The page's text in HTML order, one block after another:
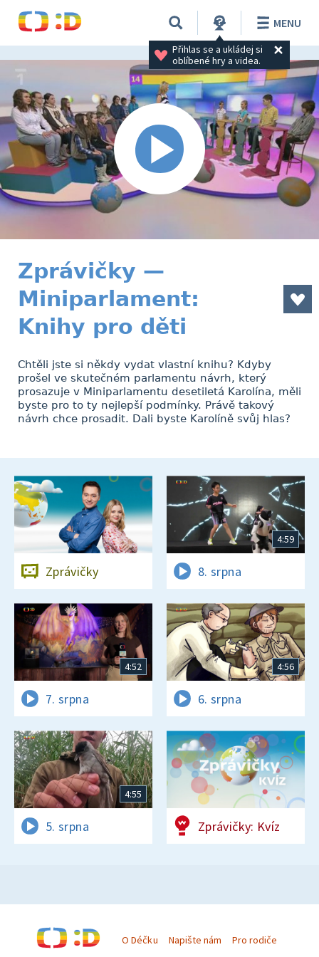
Přihlas se a ukládej si
oblíbené hry a videa.
MENU
Zprávičky —
Miniparlament:
Knihy pro děti
Chtěli jste si někdy vydat vlastní knihu? Kdyby
prošel ve skutečném parlamentu návrh, který
prosazuje v Miniparlamentu desetiletá Karolína, měli
byste pro to ty nejlepší podmínky. Právě takový
návrh chce prosadit. Dali byste Karolíně svůj hlas?
Zprávičky
4:59
8. srpna
4:52
7. srpna
4:56
6. srpna
4:55
5. srpna Zprávičky: Kvíz
O Déčku Napište nám Pro rodiče